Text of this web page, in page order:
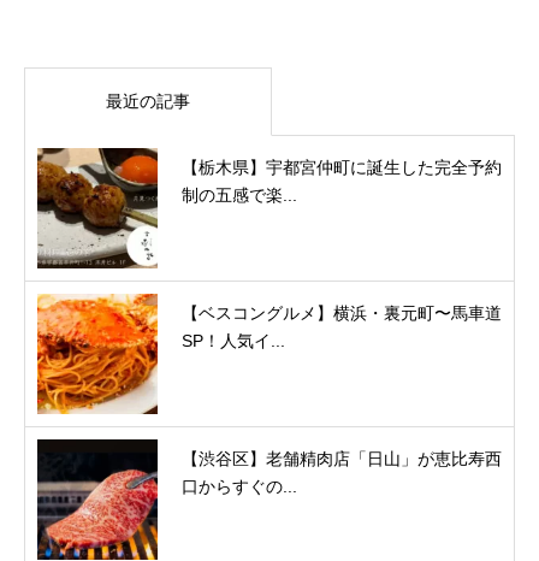
最近の記事
【栃木県】宇都宮仲町に誕生した完全予約
制の五感で楽...
【ベスコングルメ】横浜・裏元町〜馬車道
SP！人気イ...
【渋谷区】老舗精肉店「日山」が恵比寿西
口からすぐの...